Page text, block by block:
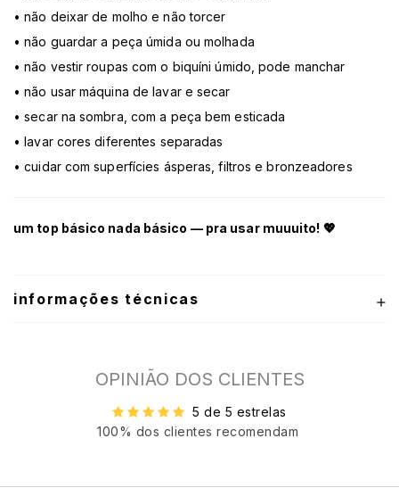
• não deixar de molho e não torcer
• não guardar a peça úmida ou molhada
• não vestir roupas com o biquíni úmido, pode manchar
• não usar máquina de lavar e secar
• secar na sombra, com a peça bem esticada
• lavar cores diferentes separadas
• cuidar com superfícies ásperas, filtros e bronzeadores
um top básico nada básico — pra usar muuuito! 💖
informações técnicas
OPINIÃO DOS CLIENTES
5 de 5 estrelas
100% dos clientes recomendam